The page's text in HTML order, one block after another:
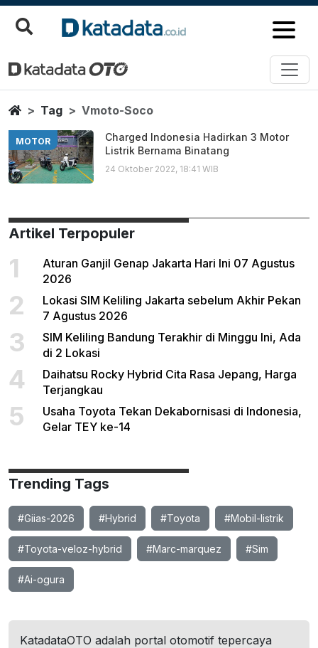
Vmoto Soco
Berita Terbaru
HomeTag Vmoto-Soco
MOTOR
Charged Indonesia Hadirkan 3 Motor
Listrik Bernama Binatang
24 Oktober 2022, 18:41 WIB
Artikel Terpopuler
1
Aturan Ganjil Genap Jakarta Hari Ini 07 Agustus
2026
2
Lokasi SIM Keliling Jakarta sebelum Akhir Pekan
7 Agustus 2026
3
SIM Keliling Bandung Terakhir di Minggu Ini, Ada
di 2 Lokasi
4
Daihatsu Rocky Hybrid Cita Rasa Jepang, Harga
Terjangkau
5
Usaha Toyota Tekan Dekabornisasi di Indonesia,
Gelar TEY ke-14
Trending Tags
#Giias-2026 #Hybrid #Toyota #Mobil-listrik
#Toyota-veloz-hybrid #Marc-marquez #Sim
#Ai-ogura
KatadataOTO adalah portal otomotif tepercaya